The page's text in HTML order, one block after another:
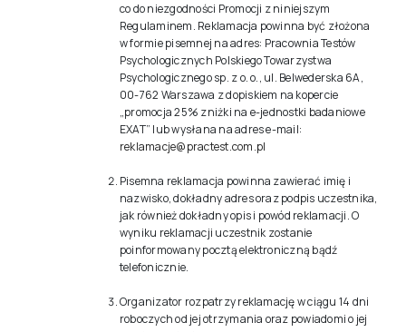
co do niezgodności Promocji z niniejszym
Regulaminem. Reklamacja powinna być złożona
w formie pisemnej na adres: Pracownia Testów
Psychologicznych Polskiego Towarzystwa
Psychologicznego sp. z o. o., ul. Belwederska 6A,
00-762 Warszawa z dopiskiem na kopercie
„promocja 25% zniżki na e-jednostki badaniowe
EXAT” lub wysłana na adres e-mail:
reklamacje@practest.com.pl
Pisemna reklamacja powinna zawierać imię i
nazwisko, dokładny adres oraz podpis uczestnika,
jak również dokładny opis i powód reklamacji. O
wyniku reklamacji uczestnik zostanie
poinformowany pocztą elektroniczną bądź
telefonicznie.
Organizator rozpatrzy reklamację w ciągu 14 dni
roboczych od jej otrzymania oraz powiadomi o jej